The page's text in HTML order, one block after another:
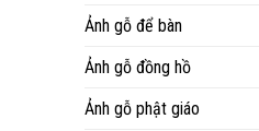
Ảnh gỗ để bàn
Ảnh gỗ đồng hồ
Ảnh gỗ phật giáo